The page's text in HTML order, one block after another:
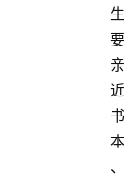
生
要
亲
近
书
本
、